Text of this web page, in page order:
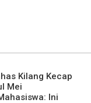
Kilang Kecap
Mei
Ini